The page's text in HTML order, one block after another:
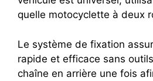
quelle motocyclette à deux
Le système de fixation
rapide et efficace sans
chaîne en arrière une fois